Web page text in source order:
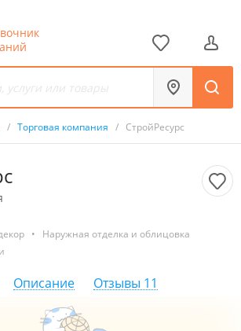
/ Торговая компания / СтройРесурс
•
Наружная отделка и облицовка
Описание Отзывы 11